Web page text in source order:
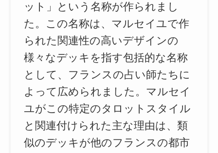
ット」という名称が作られまし
た。この名称は、マルセイユで作
られた関連性の高いデザインの
様々なデッキを指す包括的な名称
として、フランスの占い師たちに
よって広められました。マルセイ
ユがこの特定のタロットスタイル
と関連付けられた主な理由は、類
似のデッキが他のフランスの都市